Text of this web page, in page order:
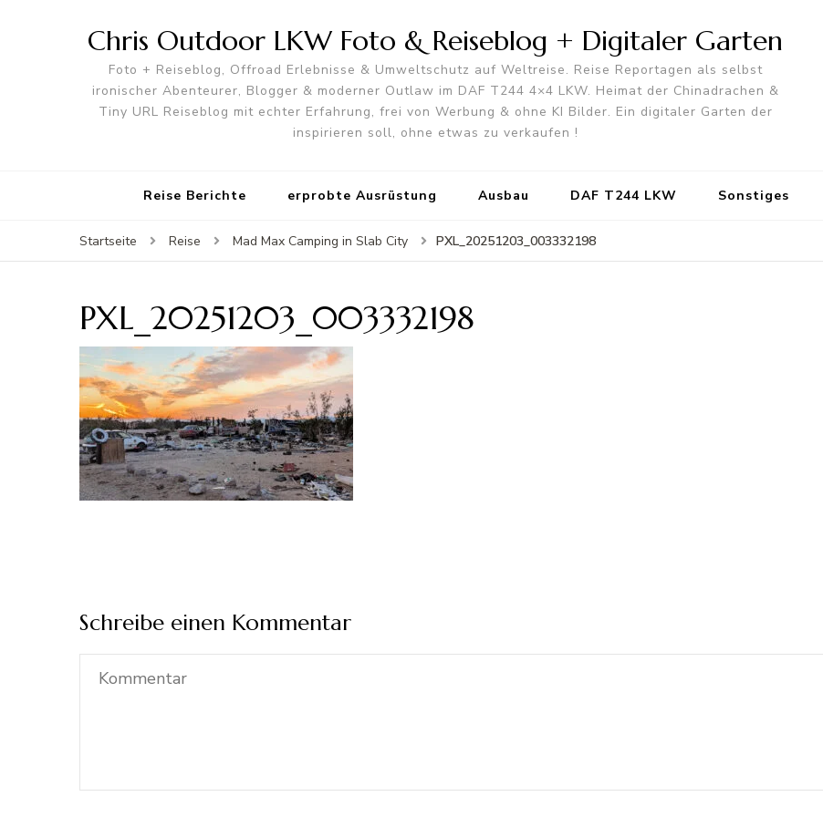
Chris Outdoor LKW Foto & Reiseblog + Digitaler Garten
Foto + Reiseblog, Offroad Erlebnisse & Umweltschutz auf Weltreise. Reise Reportagen als selbst
ironischer Abenteurer, Blogger & moderner Outlaw im DAF T244 4×4 LKW. Heimat der Chinadrachen &
Tiny URL Reiseblog mit echter Erfahrung, frei von Werbung & ohne KI Bilder. Ein digitaler Garten der
inspirieren soll, ohne etwas zu verkaufen !
Reise Berichte erprobte Ausrüstung Ausbau DAF T244 LKW Sonstiges
Startseite Reise Mad Max Camping in Slab City PXL_20251203_003332198
PXL_20251203_003332198
Schreibe einen Kommentar